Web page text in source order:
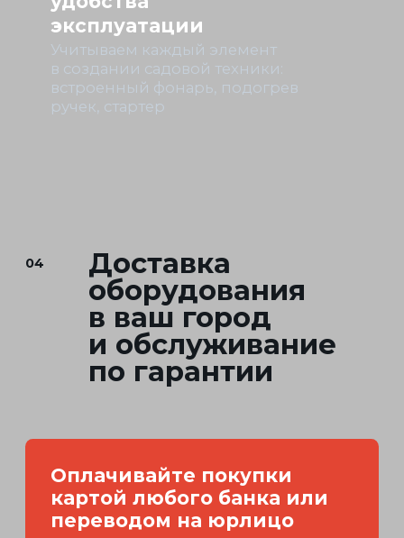
Часто задаваемые
вопросы
Станьте одним
из партнёров Yanis